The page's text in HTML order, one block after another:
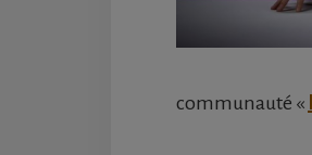
communauté «